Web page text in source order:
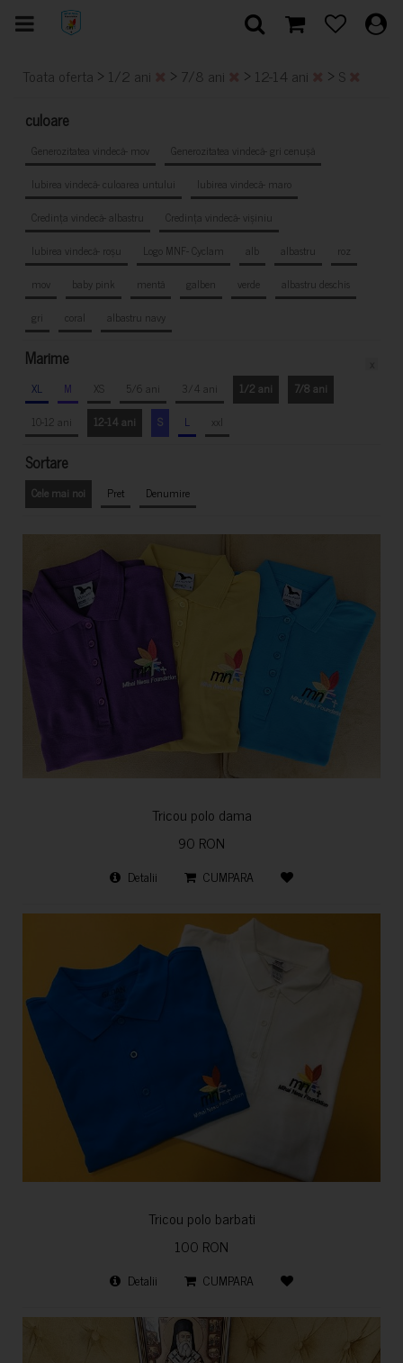
Toata oferta > 1/2 ani > 7/8 ani > 12-14 ani > S
culoare
Generozitatea vindecă- mov
Generozitatea vindecă- gri cenușă
Iubirea vindecă- culoarea untului
Iubirea vindecă- maro
Credința vindecă- albastru
Credința vindecă- vișiniu
Iubirea vindecă- roșu
Logo MNF- Cyclam alb albastru
roz
mov
baby pink mentă galben verde
albastru deschis
gri
coral albastru navy
Marime
XL M XS 5/6 ani 3/4 ani 1/2 ani
7/8 ani
10-12 ani
12-14 ani S L xxl
Sortare
Cele mai noi Pret Denumire
Tricou polo dama
90 RON
Detalii CUMPARA
Tricou polo barbati
100 RON
Detalii CUMPARA